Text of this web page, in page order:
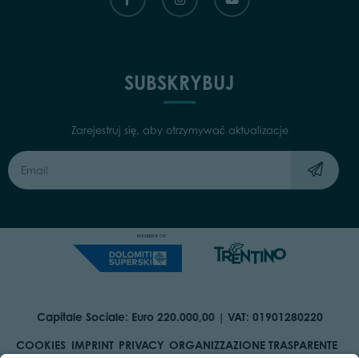
SUBSKRYBUJ
Zarejestruj się, aby otrzymywać aktualizacje
Capitale Sociale: Euro 220.000,00 | VAT: 01901280220
COOKIES IMPRINT PRIVACY ORGANIZZAZIONE TRASPARENTE